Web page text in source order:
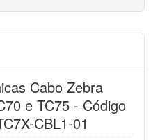
Cabo Zebra
e TC75 - Código
CBL1-01